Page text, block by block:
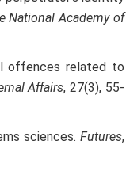
National Academy of
offences related to
Affairs, 27(3), 55-
sciences. Futures,